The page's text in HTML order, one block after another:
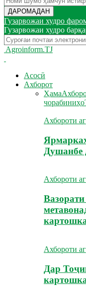
Гузарвожаи худро
Гузарвожаи худро
Agroinform.TJ
Асосӣ
Ахборот
Ҳама
чорабиниҳо
Ахбороти
Душанбе
Ахбороти
Ахбороти
Дар